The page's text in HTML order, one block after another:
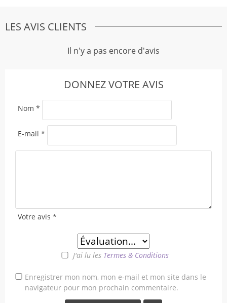
LES AVIS CLIENTS
Il n'y a pas encore d'avis
DONNEZ VOTRE AVIS
Votre avis *
J'ai lu les Termes & Conditions
Nom *
E-mail *
Enregistrer mon nom, mon e-mail et mon site dans le
navigateur pour mon prochain commentaire.